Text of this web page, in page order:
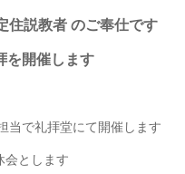
住説教者 のご奉仕です
を開催します
当で礼拝堂にて開催します
会とします